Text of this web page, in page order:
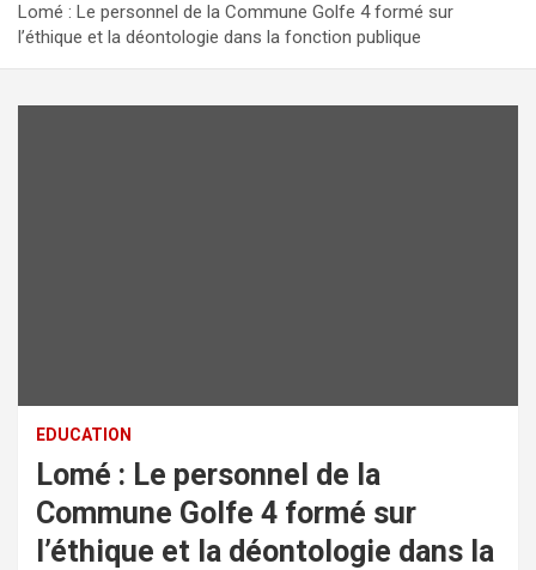
Lomé : Le personnel de la Commune Golfe 4 formé sur
l’éthique et la déontologie dans la fonction publique
EDUCATION
Lomé : Le personnel de la
Commune Golfe 4 formé sur
l’éthique et la déontologie dans la